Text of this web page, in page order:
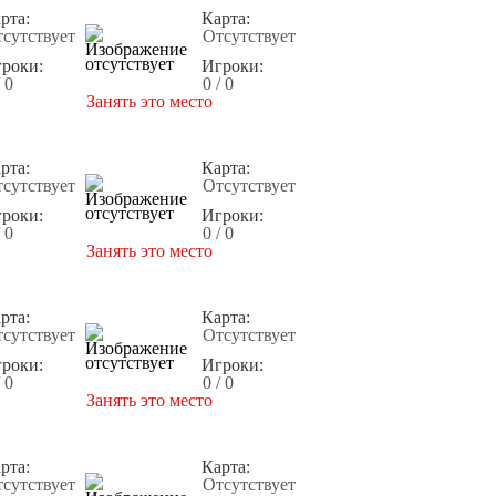
0
Карта:
Отсутствует
Игроки:
0 / 0
Занять это место
0
Карта:
Отсутствует
Игроки:
0 / 0
Занять это место
0
Карта:
Отсутствует
Игроки:
0 / 0
Занять это место
Карта:
Отсутствует